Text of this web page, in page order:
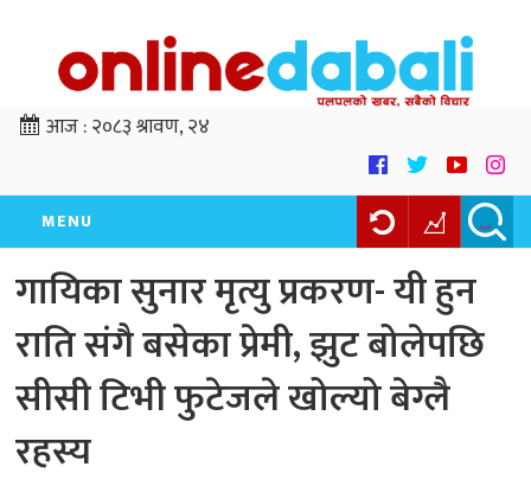
आज :२०८३ श्रावण, २४
MENU
गायिका सुनार मृत्यु प्रकरण- यी हुन
राति संगै बसेका प्रेमी, झुट बोलेपछि
सीसी टिभी फुटेजले खोल्यो बेग्लै
रहस्य